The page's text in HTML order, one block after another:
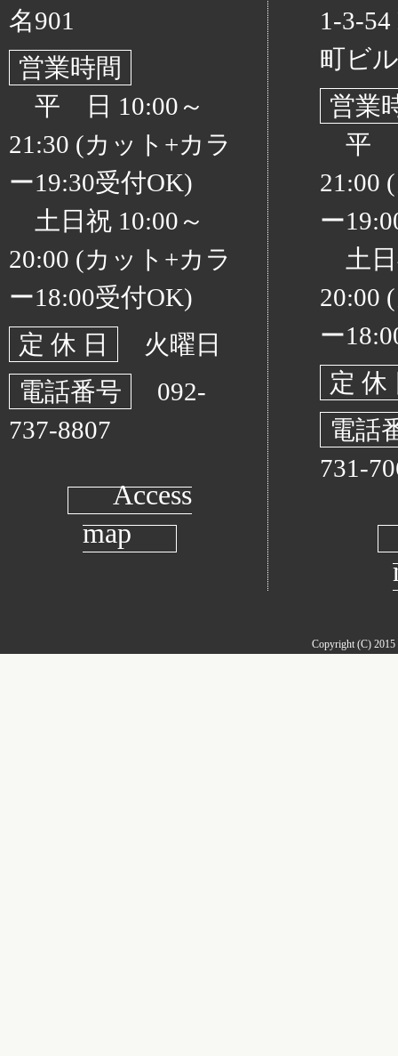
名901
営業時間
平 日 10:00～
21:30 (カット+カラ
ー19:30受付OK)
土日祝 10:00～
20:00 (カット+カラ
ー18:00受付OK)
定 休 日
火曜日
電話番号
092-
737-8807
Access
map
1-3-
町ビ
営業
平
21:00
ー
土日
20:00
ー
定 休
電話
731-
Copyright (C) 2015